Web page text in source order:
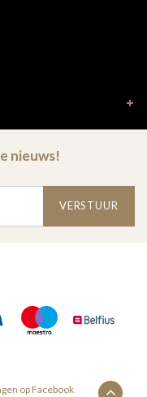
nieuws!
VERSTUUR
opFacebook